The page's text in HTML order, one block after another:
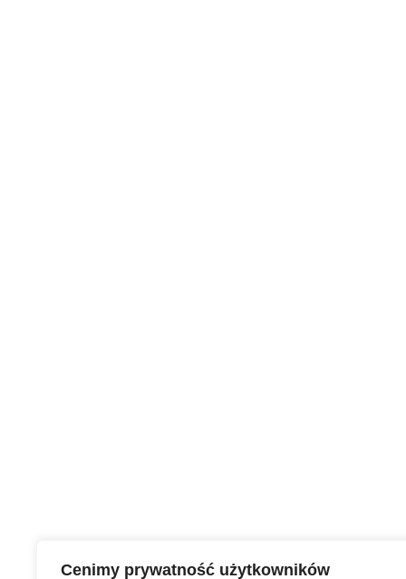
Cenimy prywatność użytkowników